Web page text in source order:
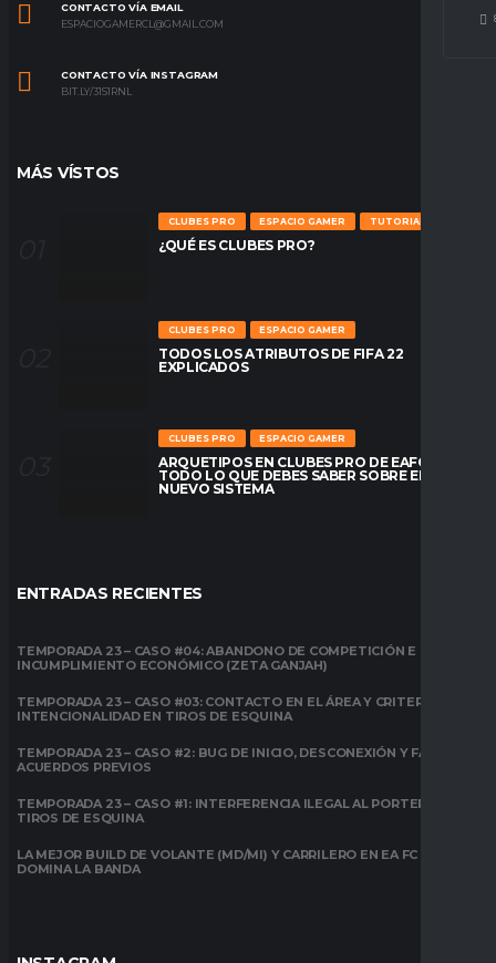
CONTACTO VÍA EMAIL
ESPACIOGAMERCL@GMAIL.COM
CONTACTO VÍA INSTAGRAM
BIT.LY/31S1RNL
MÁS VÍSTOS
CLUBES PRO ESPACIO GAMER TUTORIALES
¿QUÉ ES CLUBES PRO?
CLUBES PRO ESPACIO GAMER
TODOS LOS ATRIBUTOS DE FIFA 22
EXPLICADOS
CLUBES PRO ESPACIO GAMER
ARQUETIPOS EN CLUBES PRO DE EAFC26:
TODO LO QUE DEBES SABER SOBRE EL
NUEVO SISTEMA
ENTRADAS RECIENTES
TEMPORADA 23 – CASO #04: ABANDONO DE COMPETICIÓN E
INCUMPLIMIENTO ECONÓMICO (ZETA GANJAH)
TEMPORADA 23 – CASO #03: CONTACTO EN EL ÁREA Y CRITERIO DE
INTENCIONALIDAD EN TIROS DE ESQUINA
TEMPORADA 23 – CASO #2: BUG DE INICIO, DESCONEXIÓN Y FALTA DE
ACUERDOS PREVIOS
TEMPORADA 23 – CASO #1: INTERFERENCIA ILEGAL AL PORTERO EN
TIROS DE ESQUINA
LA MEJOR BUILD DE VOLANTE (MD/MI) Y CARRILERO EN EA FC 26:
DOMINA LA BANDA